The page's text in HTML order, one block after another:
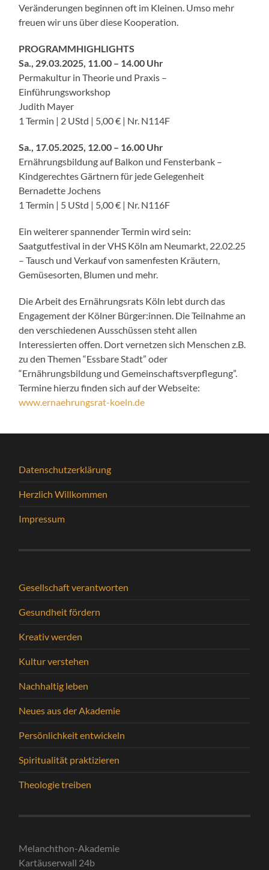
Veränderungen beginnen oft im Kleinen. Umso mehr
freuen wir uns über diese Kooperation.
PROGRAMMHIGHLIGHTS
Sa., 29.03.2025, 11.00 – 14.00 Uhr
Permakultur in Theorie und Praxis –
Einführungsworkshop
Judith Mayer
1 Termin | 2 UStd | 5,00 € | Nr. N114F
Sa., 17.05.2025, 12.00 – 16.00 Uhr
Ernährungsbildung auf Balkon und Fensterbank –
Kindgerechtes Gärtnern für jede Gelegenheit
Bernadette Jochens
1 Termin | 5 UStd | 5,00 € | Nr. N116F
Ein weiterer spannender Termin wird sein:
Saatgutfestival in der VHS Köln am Neumarkt, 22.02.25
– Tausch und Verkauf von samenfesten Kräutern,
Gemüsesorten, Blumen und mehr.
Die Arbeit des Ernährungsrats Köln lebt durch das
Engagement der Kölner Bürger:innen. Die Teilnahme an
den verschiedenen Ausschüssen steht allen
Interessierten offen. Dort vernetzen sich Menschen z.B.
zu den Themen “Essbare Stadt” oder
“Ernährungsbildung und Gemeinschaftsverpflegung”.
Termine hierzu finden sich auf der Webseite:
www.ernaehrungsrat-koeln.de
Datenschutzerklärung
Herzlich Willkommen
Impressum
Gesellschaft verantworten
Gesundheit fördern
Kreativ werden
Kultur verstehen
Nachhaltig leben
Neues aus der Akademie
Persönlichkeit entwickeln
Spiritualität praktizieren
Theologie treiben
Melanchthon-Akademie
Kartäuserwall 24b